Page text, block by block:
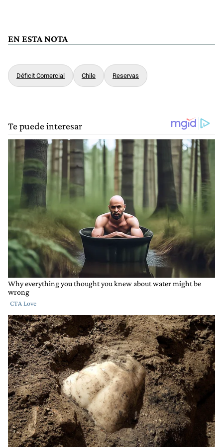
EN ESTA NOTA
Déficit Comercial Chile Reservas